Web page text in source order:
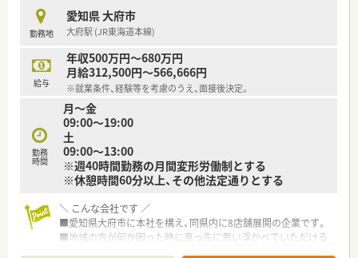
■ラウンダー勤務を選択した場合は、さらに高い年収680万円程
度を目指すことも検討できます。
■年に1回の昇給機会が設けられており、日頃の頑張りや成果が
しっかりと給与に反映されます。
【やりがい/おすすめポイント】
■耳鼻科や内科の処方箋を通じて幅広い疾患知識が身につき、薬
剤師としてのスキルが向上します。
■医師の往診同行などの在宅業務を通じて、チーム医療の一員と
しての実感を得られる仕事です。
■患者様からの感謝の言葉を直接いただける機会が多く、地域社
会への貢献を肌で感じられます。
勤務地
愛知県 大府市
大府駅 (JR東海道本線)
給与
年収500万円～680万円
月給312,500円～566,666円
※就業条件、経験等を考慮のうえ、面接後決定。
勤務
時間
月～金
09:00～19:00
土
09:00～13:00
※週40時間勤務の月間変形労働制とする
※休憩時間60分以上、その他法定通りとする
＼ こんな会社です ／
■愛知県大府市に本社を構え、同県内に8店舗展開の企業です。
■地域の方が何か困った時に真っ先に思い浮かべていただける